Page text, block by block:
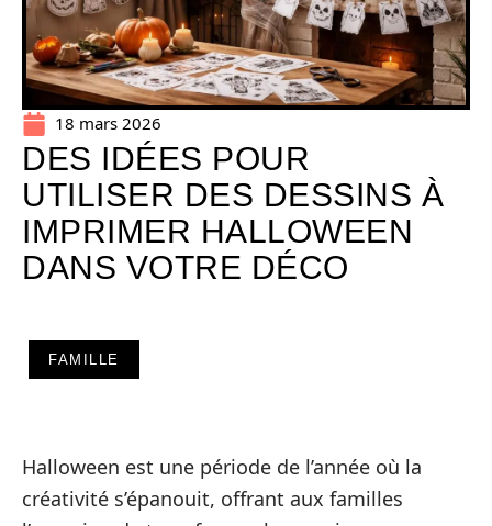
18 mars 2026
DES IDÉES POUR
UTILISER DES DESSINS À
IMPRIMER HALLOWEEN
DANS VOTRE DÉCO
FAMILLE
Halloween est une période de l’année où la
créativité s’épanouit, offrant aux familles